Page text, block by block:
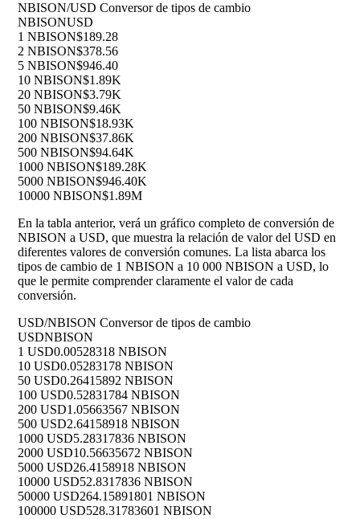
NBISON/USD Conversor de tipos de cambio
NBISONUSD
1 NBISON$189.28
2 NBISON$378.56
5 NBISON$946.40
10 NBISON$1.89K
20 NBISON$3.79K
50 NBISON$9.46K
100 NBISON$18.93K
200 NBISON$37.86K
500 NBISON$94.64K
1000 NBISON$189.28K
5000 NBISON$946.40K
10000 NBISON$1.89M
En la tabla anterior, verá un gráfico completo de conversión de
NBISON a USD, que muestra la relación de valor del USD en
diferentes valores de conversión comunes. La lista abarca los
tipos de cambio de 1 NBISON a 10 000 NBISON a USD, lo
que le permite comprender claramente el valor de cada
conversión.
USD/NBISON Conversor de tipos de cambio
USDNBISON
1 USD0.00528318 NBISON
10 USD0.05283178 NBISON
50 USD0.26415892 NBISON
100 USD0.52831784 NBISON
200 USD1.05663567 NBISON
500 USD2.64158918 NBISON
1000 USD5.28317836 NBISON
2000 USD10.56635672 NBISON
5000 USD26.4158918 NBISON
10000 USD52.8317836 NBISON
50000 USD264.15891801 NBISON
100000 USD528.31783601 NBISON